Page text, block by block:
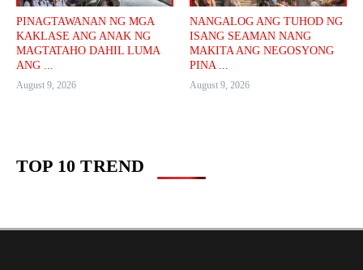
PINAGTAWANAN NG MGA
KAKLASE ANG ANAK NG
MAGTATAHO DAHIL LUMA
ANG ...
August 9, 2026
NANGALOG ANG TUHOD NG
ISANG SEAMAN NANG
MAKITA ANG NEGOSYONG
PINA ...
August 9, 2026
TOP 10 TREND